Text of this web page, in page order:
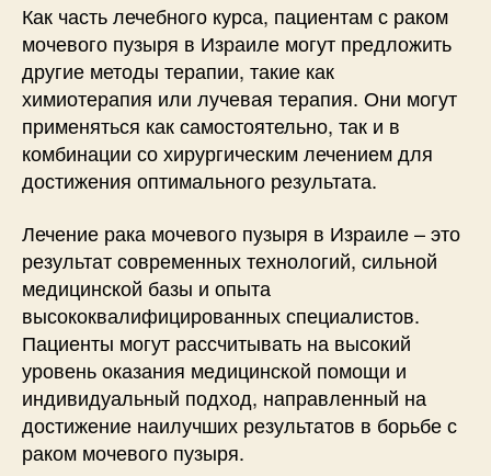
Как часть лечебного курса, пациентам с раком
мочевого пузыря в Израиле могут предложить
другие методы терапии, такие как
химиотерапия или лучевая терапия. Они могут
применяться как самостоятельно, так и в
комбинации со хирургическим лечением для
достижения оптимального результата.
Лечение рака мочевого пузыря в Израиле – это
результат современных технологий, сильной
медицинской базы и опыта
высококвалифицированных специалистов.
Пациенты могут рассчитывать на высокий
уровень оказания медицинской помощи и
индивидуальный подход, направленный на
достижение наилучших результатов в борьбе с
раком мочевого пузыря.